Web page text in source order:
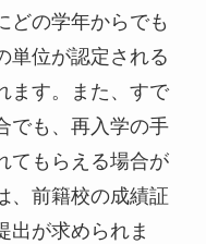
どの学年からでも
単位が認定される
ます。また、すで
でも、再入学の手
てもらえる場合が
、前籍校の成績証
出が求められま